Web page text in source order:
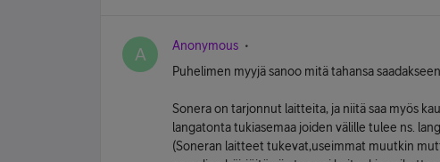
A Anonymous
Puhelimen myyjä sanoo mitä tahansa
Sonera on tarjonnut laitteita, ja niitä saa myös
langatonta tukiasemaa joiden välille tulee ns.
(Soneran laitteet tukevat,useimmat muutkin